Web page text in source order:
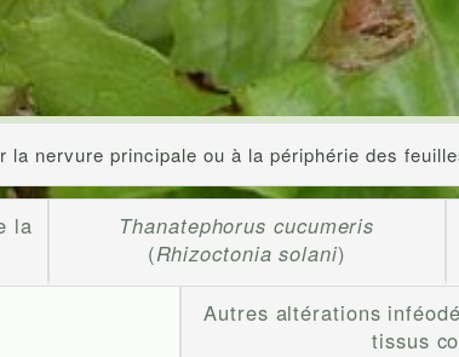
nervure principale ou à la périphérie des
la
Thanatephorus cucumeris
(Rhizoctonia solani)
Autres altérations
tissus